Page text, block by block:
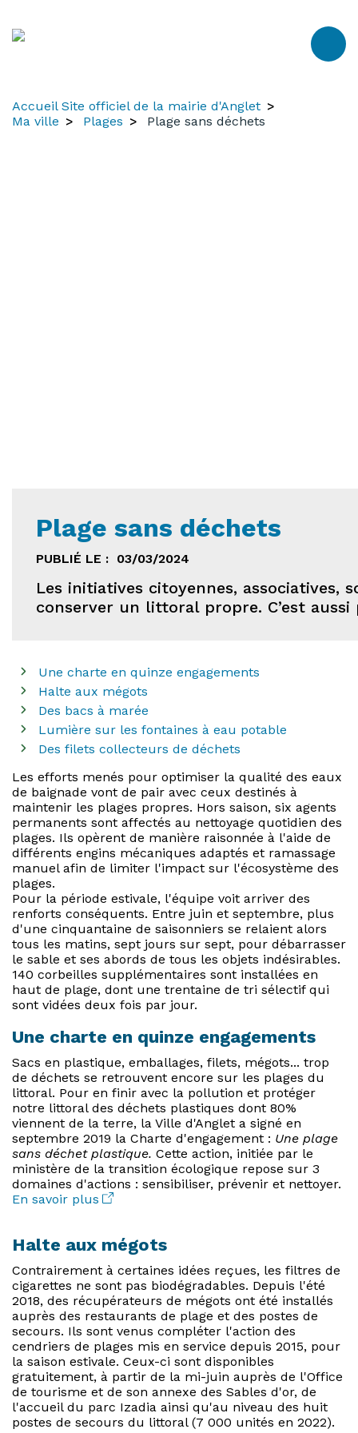
Accueil Site officiel de la mairie d'Anglet
Ma ville
Plages Plage sans déchets
Plage sans déchets
PUBLIÉ LE : 03/03/2024
Les initiatives citoyennes, associatives,
conserver un littoral propre. C’est
Une charte en quinze engagements
Halte aux mégots
Des bacs à marée
Lumière sur les fontaines à eau potable
Des filets collecteurs de déchets
Les efforts menés pour optimiser la qualité des eaux
de baignade vont de pair avec ceux destinés à
maintenir les plages propres. Hors saison, six agents
permanents sont affectés au nettoyage quotidien des
plages. Ils opèrent de manière raisonnée à l'aide de
différents engins mécaniques adaptés et ramassage
manuel afin de limiter l'impact sur l'écosystème des
plages.
Pour la période estivale, l'équipe voit arriver des
renforts conséquents. Entre juin et septembre, plus
d'une cinquantaine de saisonniers se relaient alors
tous les matins, sept jours sur sept, pour débarrasser
le sable et ses abords de tous les objets indésirables.
140 corbeilles supplémentaires sont installées en
haut de plage, dont une trentaine de tri sélectif qui
sont vidées deux fois par jour.
Une charte en quinze engagements
Sacs en plastique, emballages, filets, mégots... trop
de déchets se retrouvent encore sur les plages du
littoral. Pour en finir avec la pollution et protéger
notre littoral des déchets plastiques dont 80%
viennent de la terre, la Ville d'Anglet a signé en
septembre 2019 la Charte d'engagement : Une plage
sans déchet plastique. Cette action, initiée par le
ministère de la transition écologique repose sur 3
domaines d'actions : sensibiliser, prévenir et nettoyer.
En savoir plus
Halte aux mégots
Contrairement à certaines idées reçues, les filtres de
cigarettes ne sont pas biodégradables. Depuis l'été
2018, des récupérateurs de mégots ont été installés
auprès des restaurants de plage et des postes de
secours. Ils sont venus compléter l'action des
cendriers de plages mis en service depuis 2015, pour
la saison estivale. Ceux-ci sont disponibles
gratuitement, à partir de la mi-juin auprès de l'Office
de tourisme et de son annexe des Sables d'or, de
l'accueil du parc Izadia ainsi qu'au niveau des huit
postes de secours du littoral (7 000 unités en 2022).